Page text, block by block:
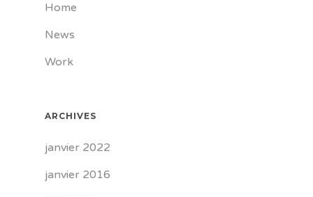
Home
News
Work
ARCHIVES
janvier 2022
janvier 2016